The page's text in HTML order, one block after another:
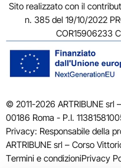
Sito realizzato con il
n. 385 del 19/10/2022
COR15906233
© 2011-2026 ARTRIBUNE srl
00186 Roma - P.I.
Privacy: Responsabile della
ARTRIBUNE srl – Corso
Termini e condizioniPrivacy